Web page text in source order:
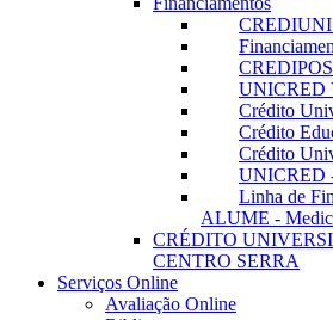
CREDIPOS
UNICRED
Crédito
Crédito
Crédito
UNICRED
Linha de
ALUME -
CRÉDITO
CENTRO SERRA
Serviços Online
Avaliação Online